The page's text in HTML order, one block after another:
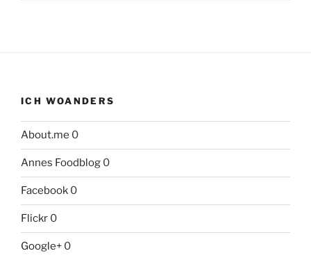
ICH WOANDERS
About.me 0
Annes Foodblog 0
Facebook 0
Flickr 0
Google+ 0